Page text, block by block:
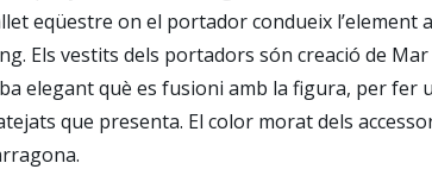
eqüestre on el portador condueix l’element
Els vestits dels portadors són creació de
elegant què es fusioni amb la figura, per fer
que presenta. El color morat dels